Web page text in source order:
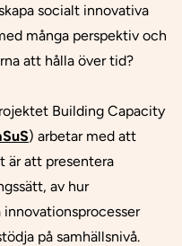
socialt innovativa
många perspektiv och
att hålla över tid?
Building Capacity
) arbetar med att
är att presentera
av hur
på samhällsnivå.